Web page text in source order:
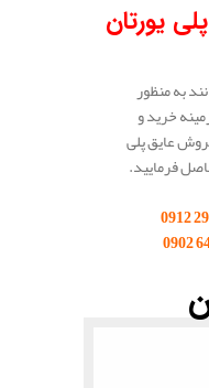
یورتان
به منظور
خرید و
عایق پلی
فرمایید.